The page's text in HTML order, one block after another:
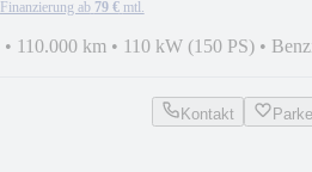
Finanzierung ab 79 € mtl.
• 110.000 km • 110 kW (150 PS) •
Kontakt